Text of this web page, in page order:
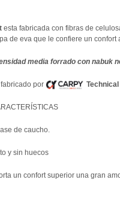
esta fabricada con fibras de
de eva que le confiere un confort
media forrado con nabuk
por
de caucho.
y sin huecos
un confort superior una gran